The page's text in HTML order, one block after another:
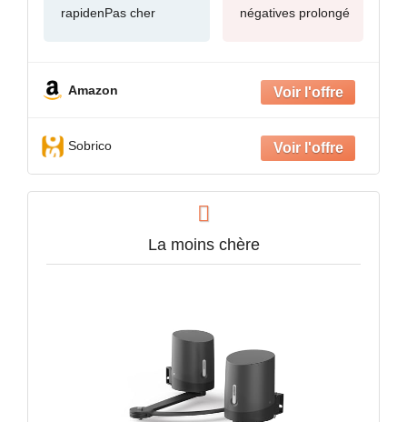
rapidenPas cher
négatives prolongé
Amazon
Sobrico
La moins chère